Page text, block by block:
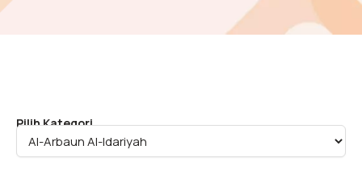
Pilih Kategori